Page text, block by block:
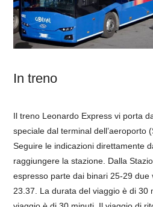
In treno
Il treno Leonardo Express vi porta
speciale dal terminal dell’aeroporto
Seguire le indicazioni direttamente
raggiungere la stazione. Dalla
espresso parte dai binari 25-29 due
23.37. La durata del viaggio è di 30